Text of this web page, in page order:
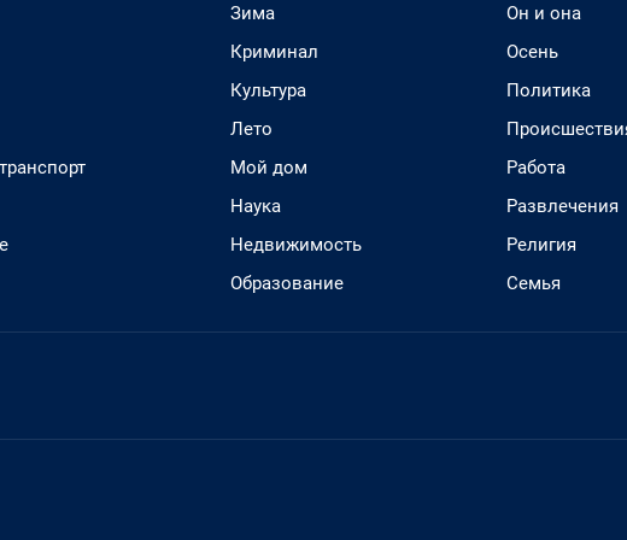
Зима
Криминал
Культура
Лето
Мой дом
Наука
Недвижимость
Образование
Он и она
Осень
Политика
Работа
Развлечения
Религия
Семья